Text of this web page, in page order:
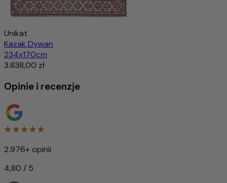
Unikat
Kazak Dywan
234x170cm
3.838,00 zł
Opinie i recenzje
2.976+ opinii
4,80 / 5